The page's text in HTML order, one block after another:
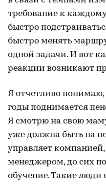
требование к
быстро
быстро менять
одной задачи. И вот
реакции возникают
Я отчетливо понимаю,
годы поднимается
Я смотрю на свою
уже должна быть на
управляет
менеджером, до сих
обучение. Такие люди